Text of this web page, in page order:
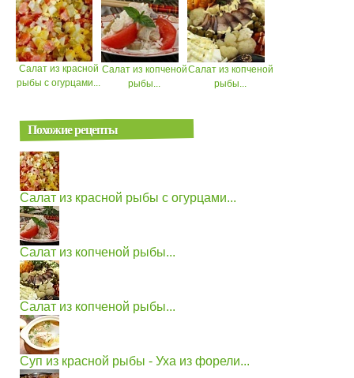
Салат из красной
рыбы с огурцами...
Салат из копченой
рыбы...
Салат из копченой
рыбы...
Похожие рецепты
Салат из красной рыбы с огурцами...
Салат из копченой рыбы...
Салат из копченой рыбы...
Суп из красной рыбы - Уха из форели...